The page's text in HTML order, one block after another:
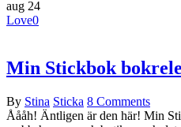
aug 24
Love0
Min Stickbok
By Stina Sticka 8 Comments
Åååh! Äntligen är den här! Min